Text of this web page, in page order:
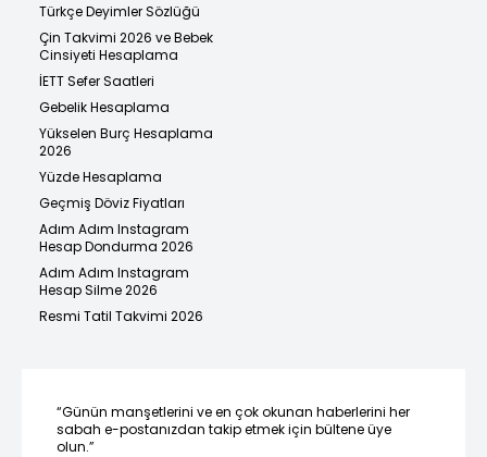
Türkçe Deyimler Sözlüğü
Çin Takvimi 2026 ve Bebek
Cinsiyeti Hesaplama
İETT Sefer Saatleri
Gebelik Hesaplama
Yükselen Burç Hesaplama
2026
Yüzde Hesaplama
Geçmiş Döviz Fiyatları
Adım Adım Instagram
Hesap Dondurma 2026
Adım Adım Instagram
Hesap Silme 2026
Resmi Tatil Takvimi 2026
“Günün manşetlerini ve en çok okunan haberlerini her
sabah e-postanızdan takip etmek için bültene üye
olun.”